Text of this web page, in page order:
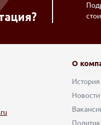
О
История
Новости